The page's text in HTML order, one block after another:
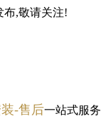
布,敬请关注!
-售后一站式服务